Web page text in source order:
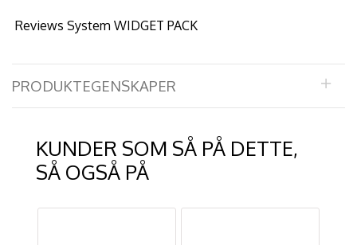
Reviews System WIDGET PACK
PRODUKTEGENSKAPER
KUNDER SOM SÅ PÅ DETTE,
SÅ OGSÅ PÅ